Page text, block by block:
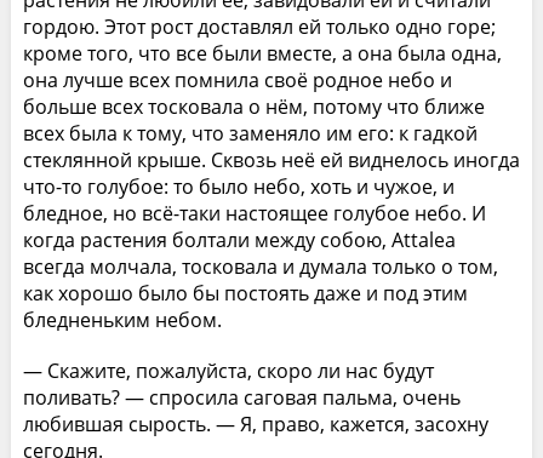
гордою. Этот рост доставлял ей только одно горе;
кроме того, что все были вместе, а она была одна,
она лучше всех помнила своё родное небо и
больше всех тосковала о нём, потому что ближе
всех была к тому, что заменяло им его: к гадкой
стеклянной крыше. Сквозь неё ей виднелось иногда
что-то голубое: то было небо, хоть и чужое, и
бледное, но всё-таки настоящее голубое небо. И
когда растения болтали между собою, Attalea
всегда молчала, тосковала и думала только о том,
как хорошо было бы постоять даже и под этим
бледненьким небом.
— Скажите, пожалуйста, скоро ли нас будут
поливать? — спросила саговая пальма, очень
любившая сырость. — Я, право, кажется, засохну
сегодня.